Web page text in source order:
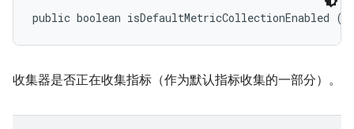
public boolean isDefaultMetricCollectionEnabled ()
收集器是否正在收集指标（作为默认指标收集的一部分）。